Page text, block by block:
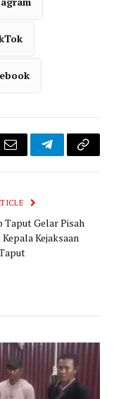
Email TelegramCopy
Taput Gelar Pisah
Kejaksaan